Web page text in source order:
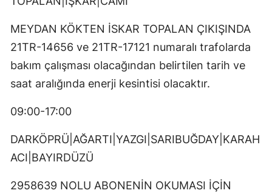
MEYDAN KÖKTEN İSKAR TOPALAN ÇIKIŞINDA
21TR-14656 ve 21TR-17121 numaralı trafolarda
bakım çalışması olacağından belirtilen tarih ve
saat aralığında enerji kesintisi olacaktır.
09:00-17:00
DARKÖPRÜ|AĞARTI|YAZGI|SARIBUĞDAY|KARAH
ACI|BAYIRDÜZÜ
2958639 NOLU ABONENİN OKUMASI İÇİN